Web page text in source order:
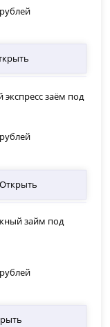
рублей
заём под
рублей
Открыть
займ под
рублей